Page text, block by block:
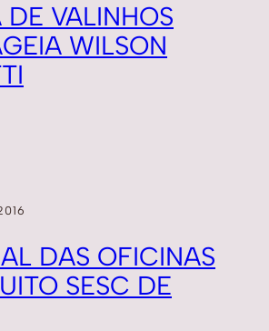
VALINHOS
WILSON
DAS OFICINAS
SESC DE